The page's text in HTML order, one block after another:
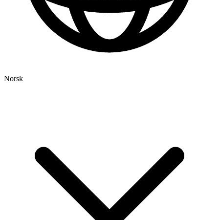
Norsk